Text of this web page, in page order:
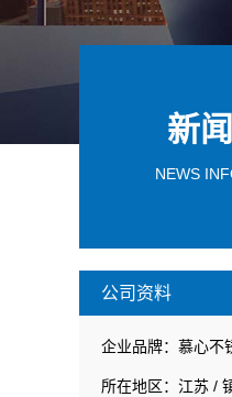
新
NEWS
公司资料
企业品牌：慕心不
所在地区：江苏 /